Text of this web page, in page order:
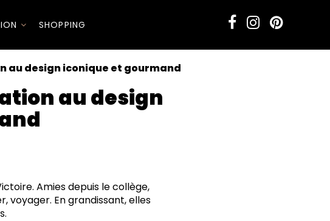
SHOPPING
au design iconique et gourmand
au design
Amies depuis le collège,
voyager. En grandissant, elles